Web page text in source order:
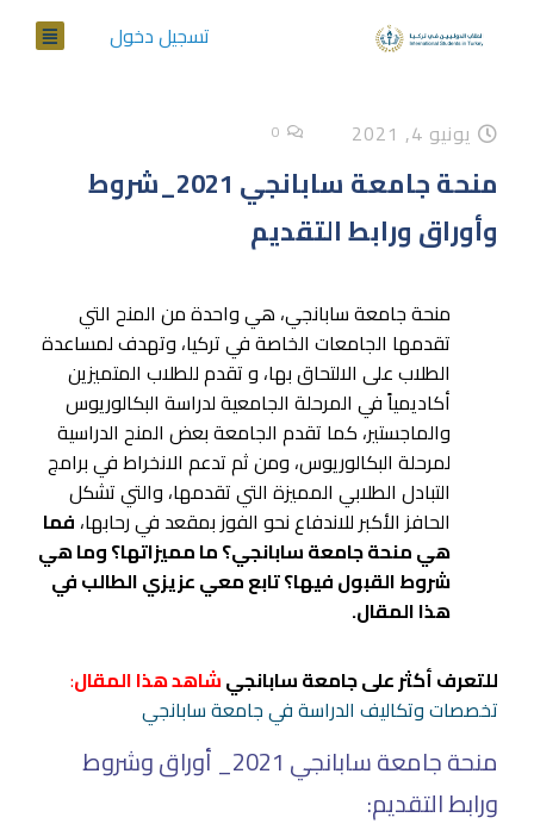
تسجيل دخول
يونيو 4, 2021 0
منحة جامعة سابانجي 2021_شروط
وأوراق ورابط التقديم
منحة جامعة سابانجي، هي واحدة من المنح التي
تقدمها الجامعات الخاصة في تركيا، وتهدف لمساعدة
الطلاب على الالتحاق بها، و تقدم للطلاب المتميزين
أكاديمياً في المرحلة الجامعية لدراسة البكالوريوس
والماجستير، كما تقدم الجامعة بعض المنح الدراسية
لمرحلة البكالوريوس، ومن ثم تدعم الانخراط في برامج
التبادل الطلابي المميزة التي تقدمها، والتي تشكل
الحافز الأكبر للاندفاع نحو الفوز بمقعد في رحابها، فما
هي منحة جامعة سابانجي؟ ما مميزاتها؟ وما هي
شروط القبول فيها؟ تابع معي عزيزي الطالب في
هذا المقال.
للتعرف أكثر على جامعة سابانجيشاهد هذا المقال:
تخصصات وتكاليف الدراسة في جامعة سابانجي
منحة جامعة سابانجي 2021_ أوراق وشروط
ورابط التقديم: